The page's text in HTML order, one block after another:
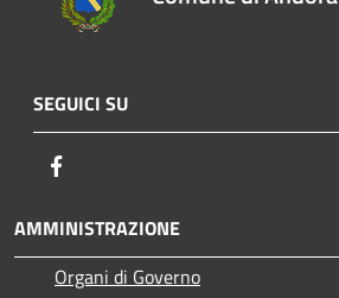
SEGUICI SU
AMMINISTRAZIONE
Organi di Governo